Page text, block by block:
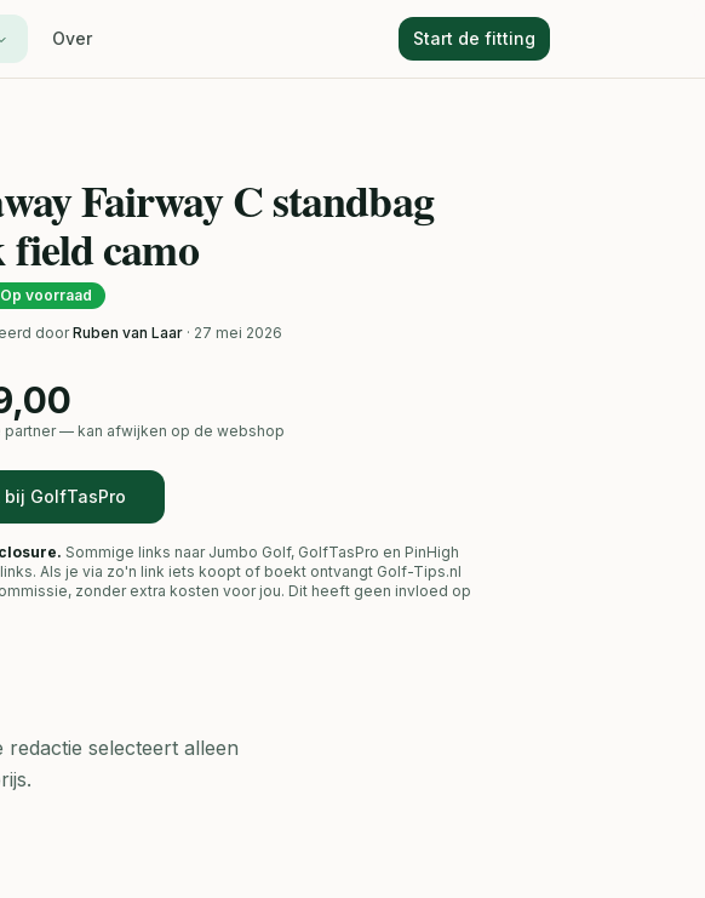
Over Start de fitting
Fairway C standbag
field camo
Op voorraad
door Ruben van Laar · 27 mei 2026
partner — kan afwijken op de webshop
bij GolfTasPro
Sommige links naar Jumbo Golf, GolfTasPro en PinHigh
Als je via zo'n link iets koopt of boekt ontvangt Golf-Tips.nl
zonder extra kosten voor jou. Dit heeft geen invloed op
selecteert alleen